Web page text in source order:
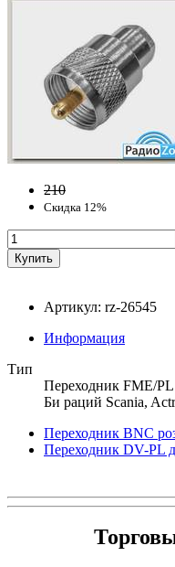
210
Скидка 12%
Артикул: rz-26545
Информация
Тип
Переходник FME/
Би раций Scania,
Переходник BNC
Переходник DV-PL